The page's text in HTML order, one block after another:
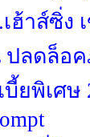
เฮ้าส์ซิ่ง
ลดล็อ
บี้ยพิเศ